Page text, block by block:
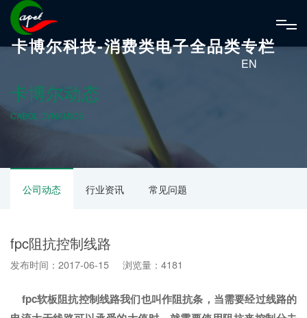
卡博尔科技-消费类电子全品类专栏
EN
卡博尔动态
CABOL DYNAMICS
公司动态 行业资讯 常见问题
fpc阻抗控制线路
发布时间：2017-06-15 浏览量：4181
fpc软板阻抗控制线路我们也叫作阻抗条，当需要经过线路的